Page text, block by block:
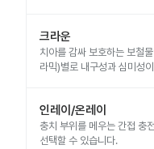
크라운
치아를 감싸 보호하는 보철
라믹)별로 내구성과 심미성
인레이/온레이
충치 부위를 메우는 간접 충
선택할 수 있습니다.